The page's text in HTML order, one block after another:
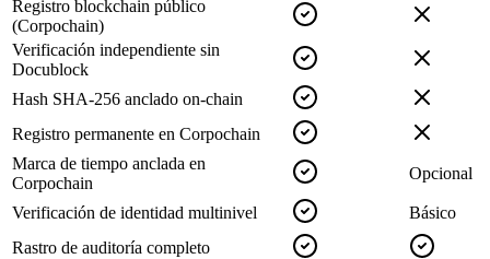
Registro blockchain público
(Corpochain)
Verificación independiente sin
Docublock
Hash SHA-256 anclado on-chain
Registro permanente en Corpochain
Marca de tiempo anclada en
Corpochain
Opcional
Verificación de identidad multinivel
Básico
Rastro de auditoría completo